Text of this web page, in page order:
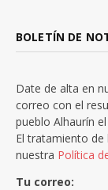
BOLETÍN DE
Date de alta en
correo con el
pueblo Alhaurín
El tratamiento
nuestra Política
Tu correo: